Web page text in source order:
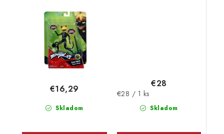
Skladom
€16,29
Skladom
€28
Jednotková
€28 / 1 ks